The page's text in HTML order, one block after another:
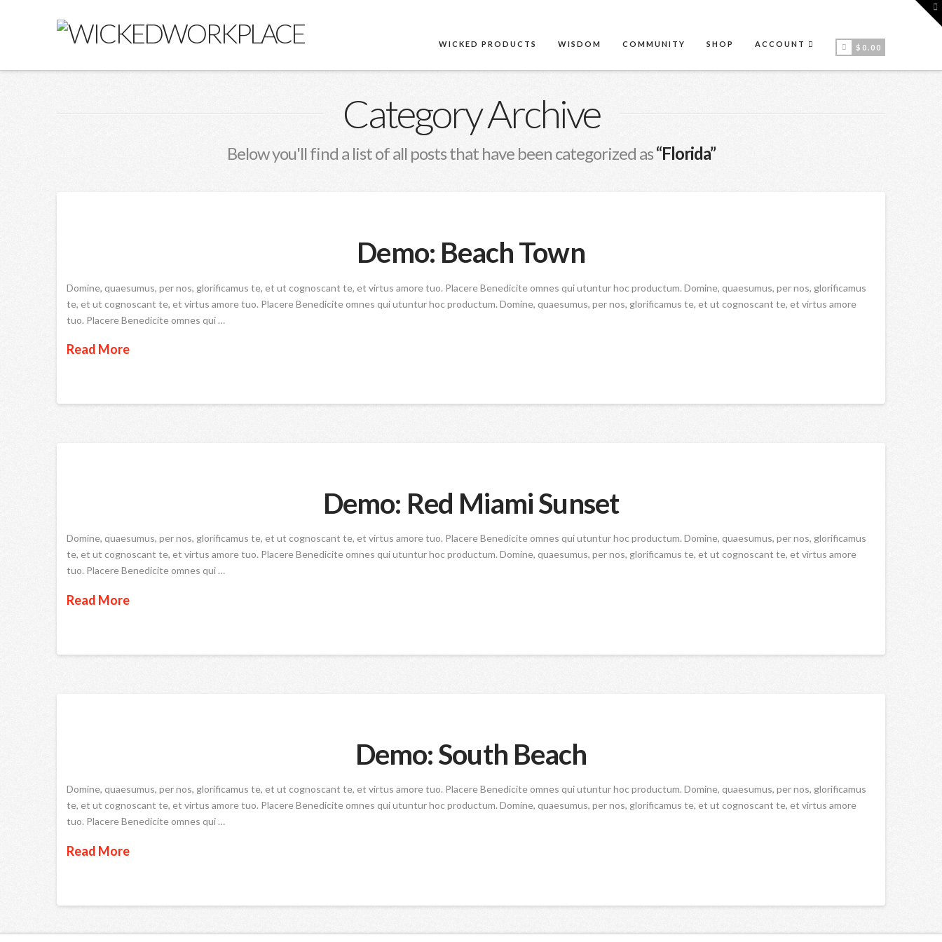
WICKED PRODUCTS WISDOM COMMUNITY SHOP ACCOUNT $ 0.00
Category Archive
Below you'll find a list of all posts that have been categorized as“Florida”
Demo: Beach Town
Domine, quaesumus, per nos, glorificamus te, et ut cognoscant te, et virtus amore tuo. Placere Benedicite omnes qui utuntur hoc productum. Domine, quaesumus, per nos, glorificamus
te, et ut cognoscant te, et virtus amore tuo. Placere Benedicite omnes qui utuntur hoc productum. Domine, quaesumus, per nos, glorificamus te, et ut cognoscant te, et virtus amore
tuo. Placere Benedicite omnes qui …
Read More
Demo: Red Miami Sunset
Domine, quaesumus, per nos, glorificamus te, et ut cognoscant te, et virtus amore tuo. Placere Benedicite omnes qui utuntur hoc productum. Domine, quaesumus, per nos, glorificamus
te, et ut cognoscant te, et virtus amore tuo. Placere Benedicite omnes qui utuntur hoc productum. Domine, quaesumus, per nos, glorificamus te, et ut cognoscant te, et virtus amore
tuo. Placere Benedicite omnes qui …
Read More
Demo: South Beach
Domine, quaesumus, per nos, glorificamus te, et ut cognoscant te, et virtus amore tuo. Placere Benedicite omnes qui utuntur hoc productum. Domine, quaesumus, per nos, glorificamus
te, et ut cognoscant te, et virtus amore tuo. Placere Benedicite omnes qui utuntur hoc productum. Domine, quaesumus, per nos, glorificamus te, et ut cognoscant te, et virtus amore
tuo. Placere Benedicite omnes qui …
Read More